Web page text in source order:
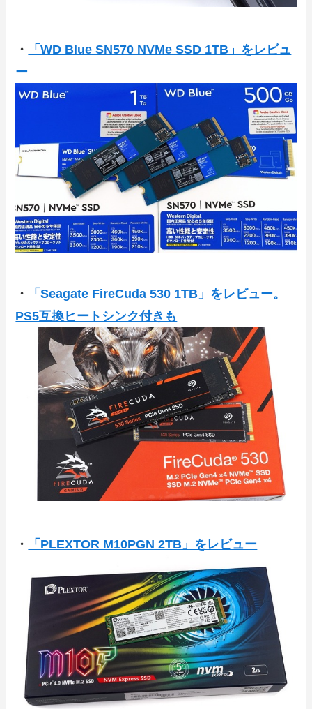
・
「WD Blue SN570 NVMe SSD 1TB」をレビュ
ー
・
「Seagate FireCuda 530 1TB」をレビュー。
PS5互換ヒートシンク付きも
・ 「PLEXTOR M10PGN 2TB」をレビュー